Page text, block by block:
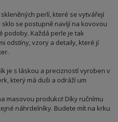
perlí, které se vytvářejí
se postupně navíjí na kovovou
podoby. Každá perle je tak
odstíny, vzory a detaily, které jí
je s láskou a precizností vyroben v
který má duši a odráží um
masovou produkci! Díky ručnímu
náhrdelníky. Budete mít na krku